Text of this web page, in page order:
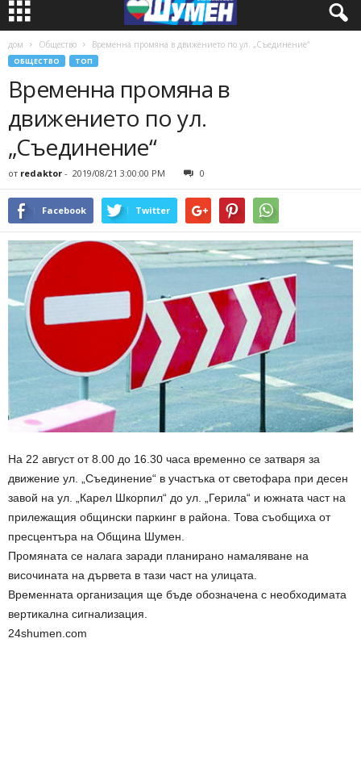
дом Общество Временна промяна в движението по ул. „Съединение“
ОБЩЕСТВО ТОП
Временна промяна в
движението по ул.
„Съединение“
от redaktor - 2019/08/21 3:00:00 PM 0
Facebook Twitter
На 22 август от 8.00 до 16.30 часа временно се затваря за
движение ул. „Съединение“ в участъка от светофара при десен
завой на ул. „Карел Шкорпил“ до ул. „Герила“ и южната част на
прилежащия общински паркинг в района. Това съобщиха от
пресцентъра на Община Шумен.
Промяната се налага заради планирано намаляване на
височината на дървета в тази част на улицата.
Временната организация ще бъде обозначена с необходимата
вертикална сигнализация.
24shumen.com